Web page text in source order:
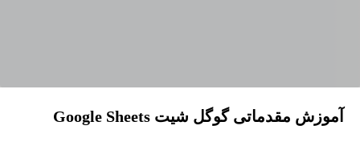
آموزش مقدماتی گوگل شیت Google Sheets